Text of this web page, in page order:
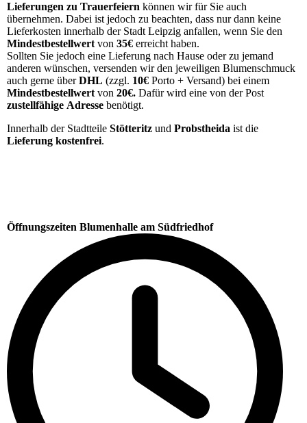
Lieferungen zu Trauerfeiern können wir für Sie auch
übernehmen. Dabei ist jedoch zu beachten, dass nur dann keine
Lieferkosten innerhalb der Stadt Leipzig anfallen, wenn Sie den
Mindestbestellwert von 35€ erreicht haben.
Sollten Sie jedoch eine Lieferung nach Hause oder zu jemand
anderen wünschen, versenden wir den jeweiligen Blumenschmuck
auch gerne überDHL (zzgl. 10€ Porto + Versand) bei einem
Mindestbestellwert von 20€. Dafür wird eine von der Post
zustellfähige Adresse benötigt.
Innerhalb der Stadtteile Stötteritz und Probstheida ist die
Lieferung kostenfrei.
Öffnungszeiten Blumenhalle am Südfriedhof